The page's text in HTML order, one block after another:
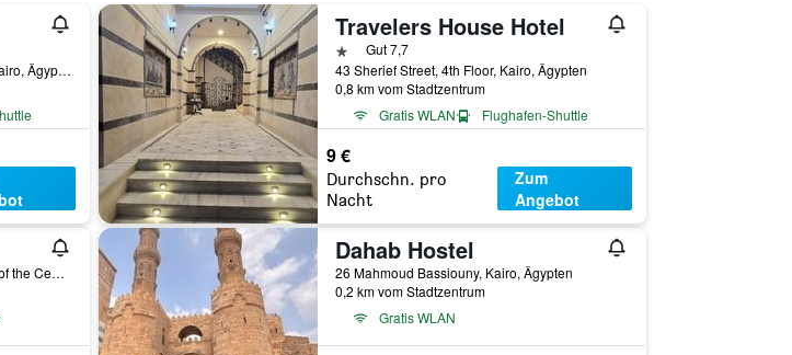
4 Souk El Tawfikeyya Street, Cairo, Kairo, Ägypten
Travelers House Hotel
1 SternGut 7,7
43 Sherief Street, 4th Floor, Kairo, Ägypten
0,8 km vom Stadtzentrum
Gratis WLAN
Flughafen-Shuttle
9 €
Durchschn. pro
Nacht
Zum
Angebot
6 Bank Misr Street,Off Sherif St.Front of the Central Bank of Egypt., Kairo, Ägypten
Dahab Hostel
26 Mahmoud Bassiouny, Kairo, Ägypten
0,2 km vom Stadtzentrum
Gratis WLAN